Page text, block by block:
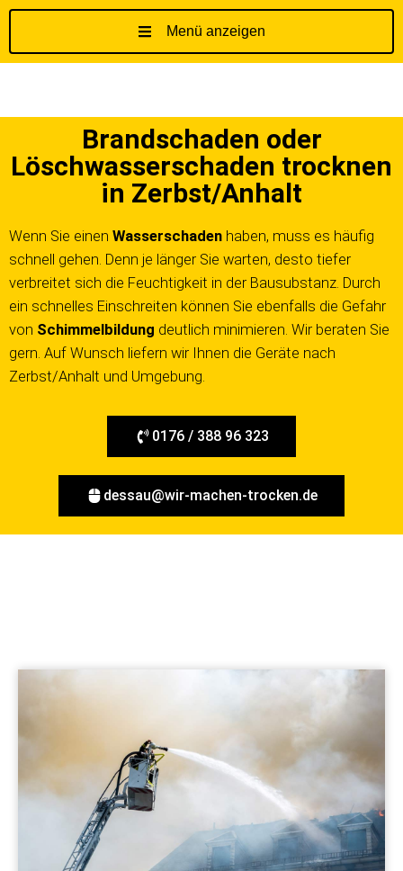
h
a
s
p
r
i
n
g
e
Menü anzeigen
Brandschaden oder
Löschwasserschaden trocknen
in Zerbst/Anhalt
Wenn Sie einen Wasserschaden haben, muss es häufig
schnell gehen. Denn je länger Sie warten, desto tiefer
verbreitet sich die Feuchtigkeit in der Bausubstanz. Durch
ein schnelles Einschreiten können Sie ebenfalls die Gefahr
von Schimmelbildung deutlich minimieren. Wir beraten Sie
gern. Auf Wunsch liefern wir Ihnen die Geräte nach
Zerbst/Anhalt und Umgebung.
0176 / 388 96 323
dessau@wir-machen-trocken.de